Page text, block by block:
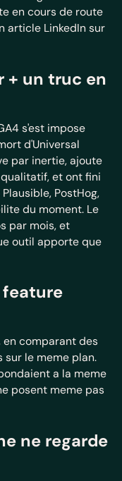
en cours de route
article LinkedIn sur
+ un truc en
s'est impose
d'Universal
par inertie, ajoute
et ont fini
PostHog,
du moment. Le
par mois, et
outil apporte que
feature
en comparant des
le meme plan.
a la meme
posent meme pas
ne regarde